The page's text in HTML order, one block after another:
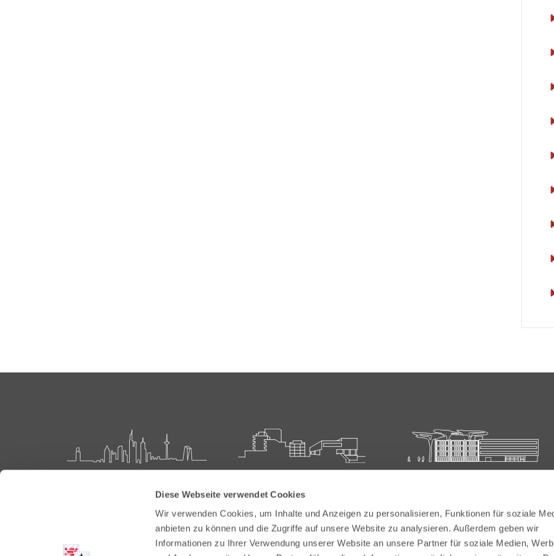
Diese Webseite verwendet Cookies
Wir verwenden Cookies, um Inhalte und Anzeigen zu personalisieren, Funktionen für soziale
anbieten zu können und die Zugriffe auf unsere Website zu analysieren. Außerdem geben wir
Informationen zu Ihrer Verwendung unserer Website an unsere Partner für soziale Medien,
Postfach 60 05 66
Carl-Oelemann-Weg 5
Carl-Oelemann-Weg 5